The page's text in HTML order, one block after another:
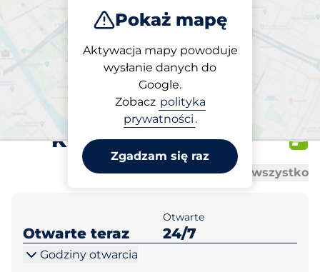
Pokaż mapę
Aktywacja mapy powoduje
wysłanie danych do
Google.
Zobacz polityka
prywatności .
Zgadzam się raz
Parkuj
Parking na miejscu
Lidl Tarnów ul.
Kwiatkowskiego 2
Otwórz wszystkoZamknij wszystko
Otwarte teraz
Otwarte
24/7
Godziny otwarcia